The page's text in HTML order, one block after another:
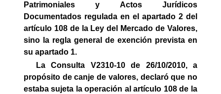
Patrimoniales y Actos Jurídicos
Documentados regulada en el apartado 2 del
artículo 108 de la Ley del Mercado de Valores,
sino la regla general de exención prevista en
su apartado 1.
La Consulta V2310-10 de 26/10/2010, a
propósito de canje de valores, declaró que no
estaba sujeta la operación al artículo 108 de la